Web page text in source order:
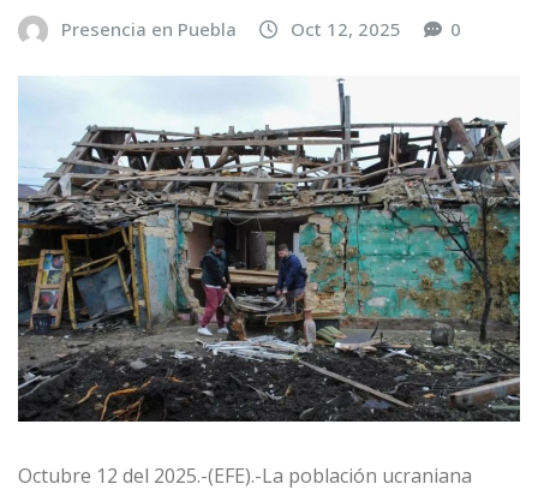
Presencia en Puebla Oct 12, 2025 0
Octubre 12 del 2025.-(EFE).-La población ucraniana